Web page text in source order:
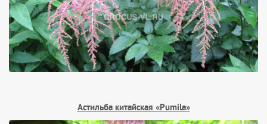
Астильба китайская «Pumila»